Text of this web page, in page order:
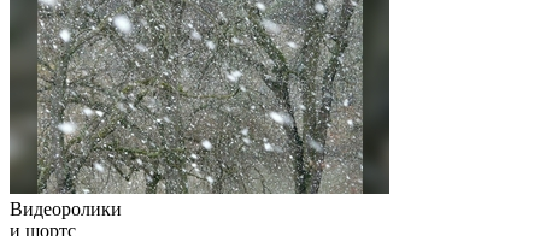
Видеоролики
и шортс